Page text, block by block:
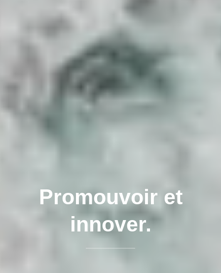
Promouvoir et
innover.